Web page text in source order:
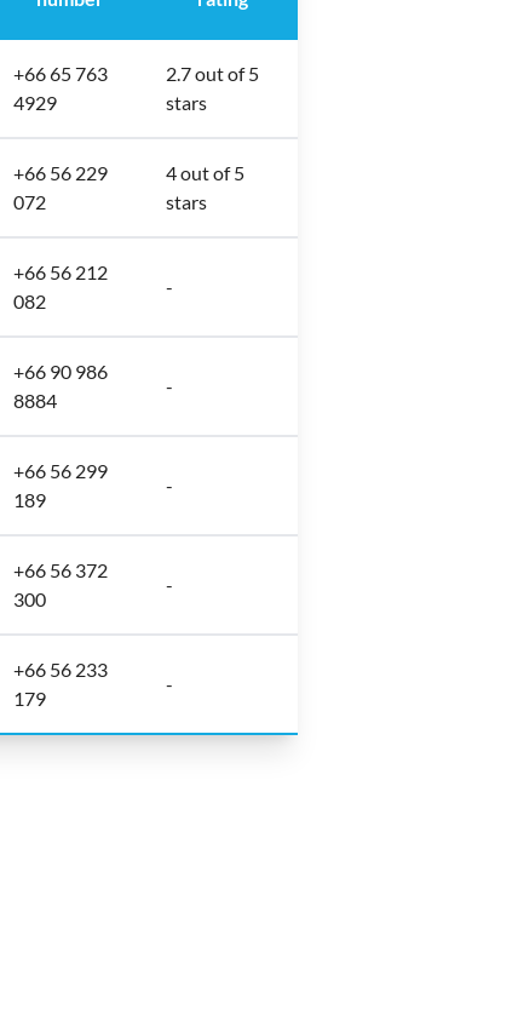
+66 65 763
4929
2.7 out of 5
stars
+66 56 229
072
4 out of 5
stars
+66 56 212
082
-
+66 90 986
8884
-
+66 56 299
189
-
+66 56 372
300
-
+66 56 233
179
-